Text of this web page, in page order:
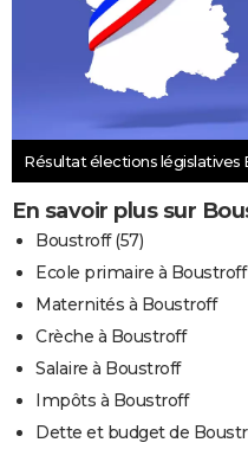
Résultat élections
En savoir plus sur
Boustroff (57)
Ecole primaire à Boustroff
Maternités à Boustroff
Crèche à Boustroff
Salaire à Boustroff
Impôts à Boustroff
Dette et budget de